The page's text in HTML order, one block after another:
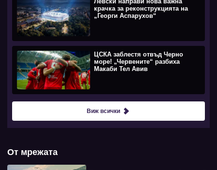
крачка за реконструкцията на
„Георги Аспарухов“
ЦСКА заблестя отвъд Черно
море! „Червените“ разбиха
Макаби Тел Авив
Виж всички
От мрежата